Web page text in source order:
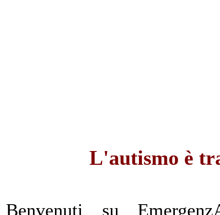
L'autismo è
Benvenuti su